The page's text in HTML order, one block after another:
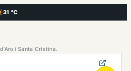
31 °C
serè
i Santa Cristina.